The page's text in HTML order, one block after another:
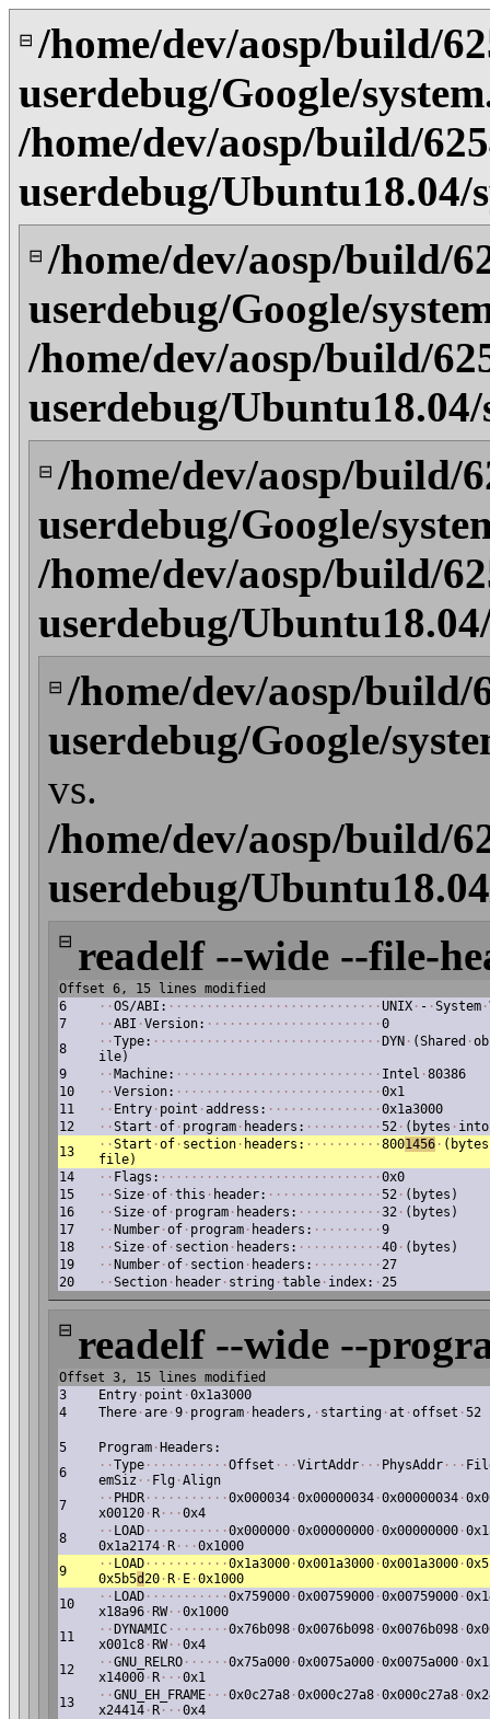
⊟ /home/dev/aosp/build/
userdebug/Google/
/home/dev/aosp/build/
userdebug/Ubuntu18.04/
⊟ /home/dev/aosp/build/
userdebug/Google/
/home/dev/aosp/build/
userdebug/
⊟ /home/dev/aosp/build/
userdebug/Google/
/home/dev/aosp/build/
userdebug/
⊟ /home/dev/aosp/build/
userdebug/Google/
vs.
/home/dev/aosp/build/
userdebug/
⊟ readelf --wide --file-
Offset 6, 15 lines modified
6
· ·OS/ABI: · · · · · · · · · · · · · · · · · · · · · · · · · · · ·UNIX · - ·System ·
7
· ·ABI ·Version: · · · · · · · · · · · · · · · · · · · · · · ·0
8
· ·Type: · · · · · · · · · · · · · · · · · · · · · · · · · · · · · · DYN · (Shared ·
ile)
9
· · Machine: · · · · · · · · · · · · · · · · · · · · · · · · · · · Intel ·80386
10
· ·Version: · · · · · · · · · · · · · · · · · · · · · · · · · · ·0x1
11
· · Entry · point ·address: · · · · · · · · · · · · · · ·0x1a3000
12
· ·Start ·of · program · headers: · · · · · · · · · ·52 · (bytes · into
13
· ·Start ·of · section · headers: · · · · · · · · · ·8001456 · (bytes
file)
14
· · Flags: · · · · · · · · · · · · · · · · · · · · · · · · · · · · ·0x0
15
· ·Size ·of ·this · header: · · · · · · · · · · · · · · ·52 · (bytes)
16
· ·Size ·of · program · headers: · · · · · · · · · · ·32 · (bytes)
17
· · Number ·of · program · headers: · · · · · · · · ·9
18
· ·Size ·of · section · headers: · · · · · · · · · · ·40 · (bytes)
19
· · Number ·of · section · headers: · · · · · · · · ·27
20
· ·Section · header · string ·table · index: ·25
⊟ readelf --wide --
Offset 3, 15 lines modified
3
Entry · point ·0x1a3000
4
There ·are ·9 · program · headers, · starting ·at ·offset ·52
5 Program · Headers:
6
· ·Type · · · · · · · · · · ·Offset · · ·VirtAddr · · · PhysAddr · · ·
emSiz · · Flg ·Align
7
· · PHDR · · · · · · · · · · ·0x000034 ·0x00000034 ·0x00000034 ·
x00120 · R · · ·0x4
8
· · LOAD · · · · · · · · · · ·0x000000 ·0x00000000 ·0x00000000 ·
0x1a2174 · R · · ·0x1000
9
· · LOAD · · · · · · · · · · ·0x1a3000 ·0x001a3000 ·0x001a3000 ·
0x5b5d20 · R · E ·0x1000
10
· · LOAD · · · · · · · · · · ·0x759000 ·0x00759000 ·0x00759000 ·
x18a96 · RW· ·0x1000
11
· · DYNAMIC · · · · · · · ·0x76b098 ·0x0076b098 ·0x0076b098 ·
x001c8 · RW· ·0x4
12
· ·GNU_RELRO · · · · · ·0x75a000 ·0x0075a000 ·0x0075a000 ·
x14000 · R · · ·0x1
13
· ·GNU_EH_FRAME · · ·0x0c27a8 ·0x000c27a8 ·0x000c27a8 ·
x24414 · R · · ·0x4